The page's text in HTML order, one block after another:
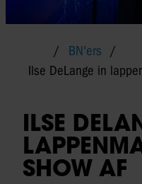
BN'ers
Ilse DeLange in
ILSE
SHOW AF